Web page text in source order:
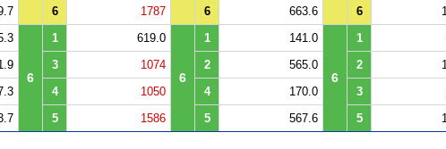
6 1787 6 663.6 6
6
1 619.0
6
1 141.0
6
1
3 1074 2 565.0 2
4 1050 4 170.0 3
5 1586 5 567.6 5